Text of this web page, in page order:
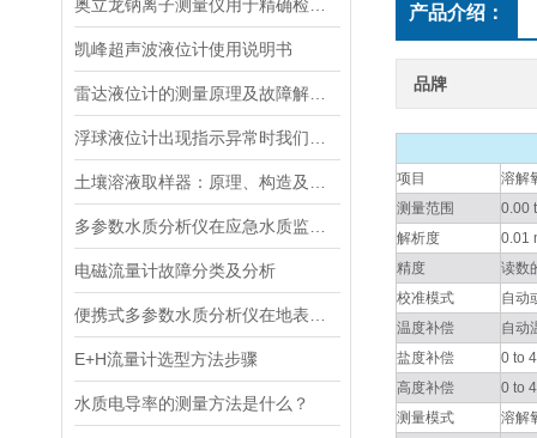
凯峰超声波液位计使用说明书
电磁流量计故障分类及分析
E+H流量计选型方法步骤
水质电导率的测量方法是什么？
产品介绍：
品牌
项目
溶解
测量范围
0.00
解析度
0.01
精度
读数
校准模式
自动
温度补偿
自动
盐度补偿
0 to
高度补偿
0 to
测量模式
溶解